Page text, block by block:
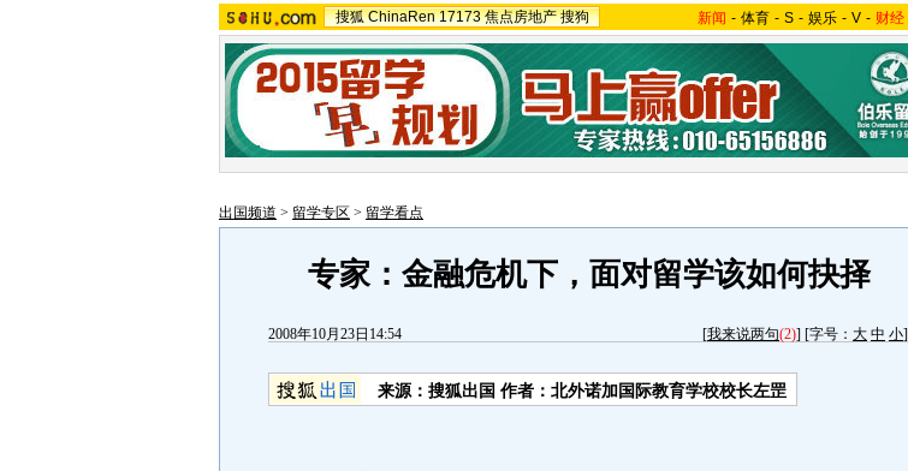
搜狐 ChinaRen 17173 焦点房地产 搜狗 新闻 - 体育 - S - 娱乐 - V - 财经
出国频道 > 留学专区 > 留学看点
专家：金融危机下，面对留学该如何抉择
2008年10月23日14:54 [我来说两句(2)] [字号： 大 中 小]
来源：搜狐出国 作者：北外诺加国际教育学校校长左罡